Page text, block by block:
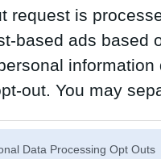
request is
based ads based
out. You may
Data Processing Opt Outs